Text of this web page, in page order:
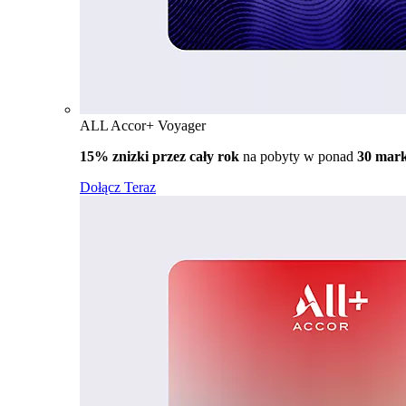
ALL Accor+ Voyager
15% znizki przez cały rok na pobyty w ponad 30
Dołącz Teraz